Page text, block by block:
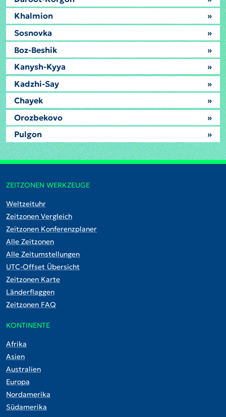
Khalmion
»
Sosnovka
»
Boz-Beshik
»
Kanysh-Kyya
»
Kadzhi-Say
»
Chayek
»
Orozbekovo
»
Pulgon
»
ZEITZONEN WERKZEUGE
Weltzeituhr
Zeitzonen Vergleich
Zeitzonen Konferenzplaner
Alle Zeitzonen
Alle Zeitumstellungen
UTC-Offset Übersicht
Zeitzonen Karte
Länderflaggen
Zeitzonen FAQ
KONTINENTE
Afrika
Asien
Australien
Europa
Nordamerika
Südamerika